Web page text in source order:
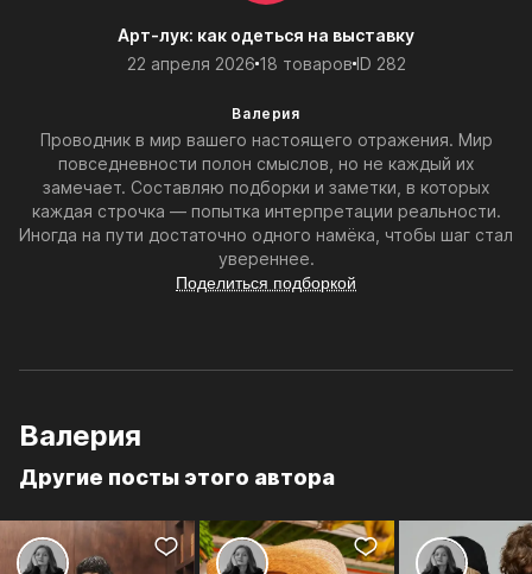
Арт-лук: как одеться на выставку
22 апреля 2026 18 товаров ID 282
Валерия
Проводник в мир вашего настоящего отражения. Мир
повседневности полон смыслов, но не каждый их
замечает. Составляю подборки и заметки, в которых
каждая строчка — попытка интерпретации реальности.
Иногда на пути достаточно одного намёка, чтобы шаг стал
увереннее.
Поделиться подборкой
Валерия
Другие посты этого автора